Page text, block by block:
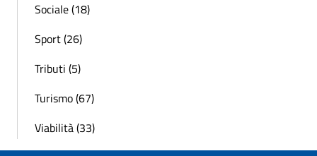
Sociale (18)
Sport (26)
Tributi (5)
Turismo (67)
Viabilità (33)